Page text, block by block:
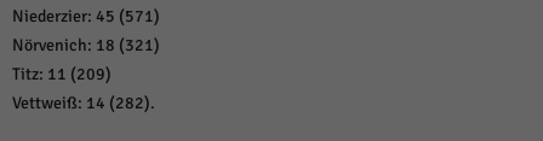
Niederzier: 45 (571)
Nörvenich: 18 (321)
Titz: 11 (209)
Vettweiß: 14 (282).